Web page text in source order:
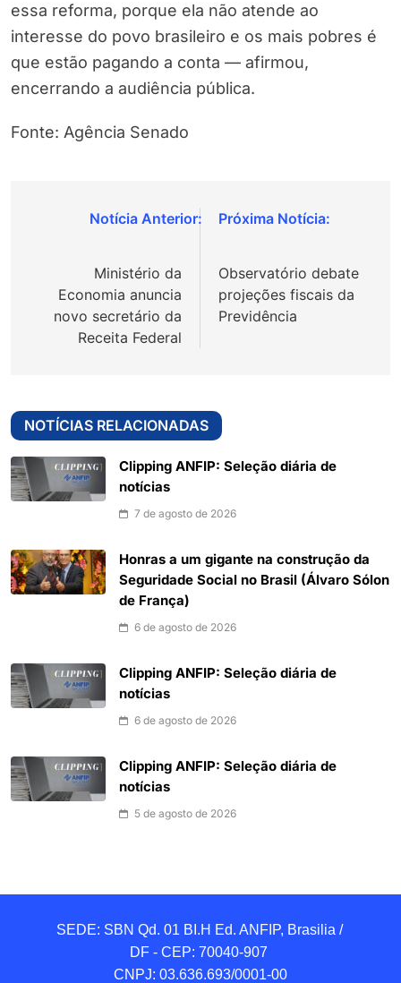
essa reforma, porque ela não atende ao
interesse do povo brasileiro e os mais pobres é
que estão pagando a conta — afirmou,
encerrando a audiência pública.
Fonte: Agência Senado
Navegação
Post
Ministério da
Economia anuncia
novo secretário da
Receita Federal
Observatório debate
projeções fiscais da
Previdência
NOTÍCIAS RELACIONADAS
Clipping ANFIP: Seleção diária de
notícias
7 de agosto de 2026
Honras a um gigante na construção da
Seguridade Social no Brasil (Álvaro Sólon
de França)
6 de agosto de 2026
Clipping ANFIP: Seleção diária de
notícias
6 de agosto de 2026
Clipping ANFIP: Seleção diária de
notícias
5 de agosto de 2026
SEDE: SBN Qd. 01 BI.H Ed. ANFIP, Brasilia /
DF - CEP: 70040-907
CNPJ: 03.636.693/0001-00